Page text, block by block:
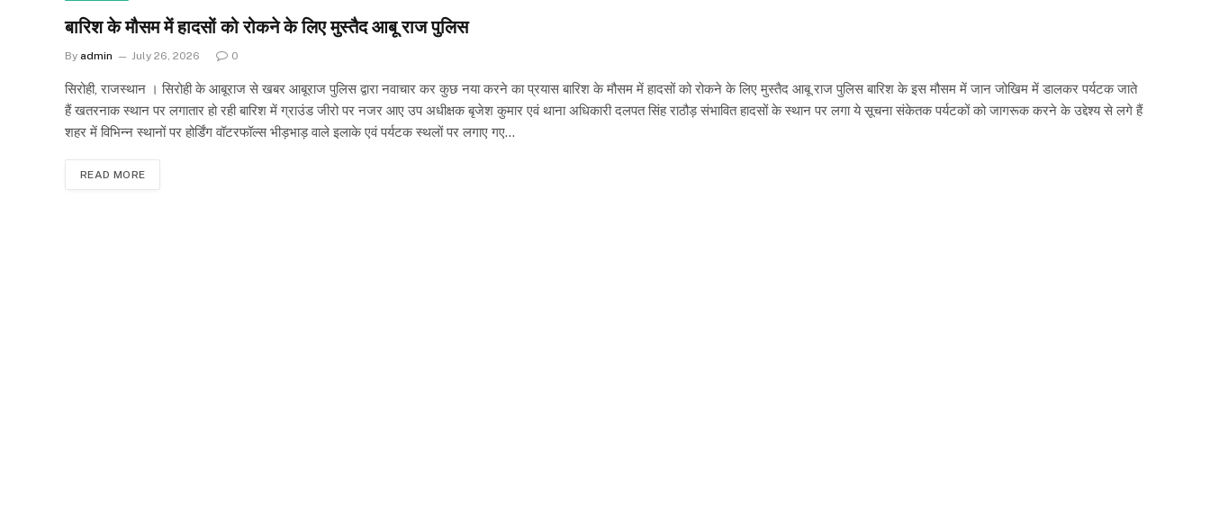
बारिश के मौसम में हादसों को रोकने के लिए मुस्तैद आबू राज पुलिस
By admin July 26, 2026 0
सिरोही, राजस्थान । सिरोही के आबूराज से खबर आबूराज पुलिस द्वारा नवाचार कर कुछ नया करने का प्रयास बारिश के मौसम में हादसों को रोकने के लिए मुस्तैद आबू राज पुलिस बारिश के इस मौसम में जान जोखिम में डालकर पर्यटक जाते
हैं खतरनाक स्थान पर लगातार हो रही बारिश में ग्राउंड जीरो पर नजर आए उप अधीक्षक बृजेश कुमार एवं थाना अधिकारी दलपत सिंह राठौड़ संभावित हादसों के स्थान पर लगा ये सूचना संकेतक पर्यटकों को जागरूक करने के उद्देश्य से लगे हैं
शहर में विभिन्न स्थानों पर होर्डिंग वॉटरफॉल्स भीड़भाड़ वाले इलाके एवं पर्यटक स्थलों पर लगाए गए…
READ MORE